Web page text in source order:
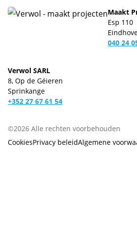
Maakt
Esp 110
040 24
Verwol SARL
8, Op de Géieren
Sprinkange
+352 27 67 61 54
©2026 Alle rechten voorbehouden
CookiesPrivacy beleidAlgemene